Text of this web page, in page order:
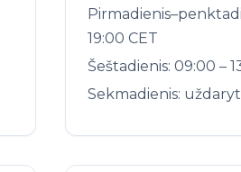
19:00 CET
Šeštadienis: 09:00 –
Sekmadienis: